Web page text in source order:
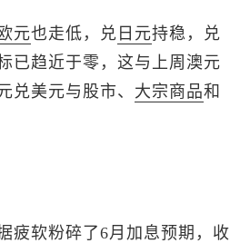
元也走低，兑 日元持稳，兑
已趋近于零，这与上周澳元
兑美元与股市、 大宗商品和
疲软粉碎了6月加息预期，收